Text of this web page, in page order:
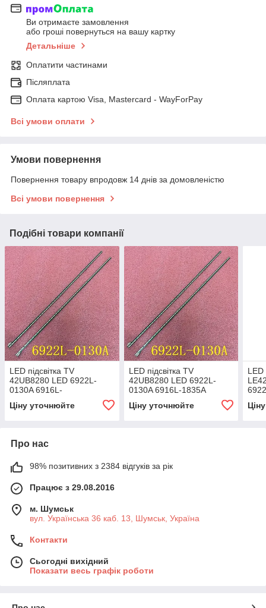
Ви отримаєте замовлення
або гроші повернуться на вашу картку
Детальніше
Оплатити частинами
Післяплата
Оплата картою Visa, Mastercard - WayForPay
Всі умови оплати
Умови повернення
Повернення товару впродовж 14 днів за домовленістю
Всі умови повернення
Подібні товари компанії
LED підсвітка TV
42UB8280 LED 6922L-
0130A 6916L-
Ціну уточнюйте
LED підсвітка TV
42UB8280 LED 6922L-
0130A 6916L-1835A
6916L-1836A 2шт. 48LED
463mm
Ціну уточнюйте
LED
Про нас
98% позитивних з 2384 відгуків за рік
Працює з 29.08.2016
м. Шумськ
вул. Українська 36 каб. 13, Шумськ, Україна
Контакти
Сьогодні вихідний
Показати весь графік роботи